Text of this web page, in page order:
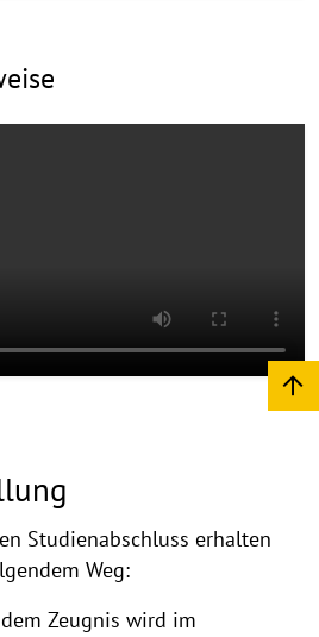
Studienabschluss erhalten
Weg:
Zeugnis wird im